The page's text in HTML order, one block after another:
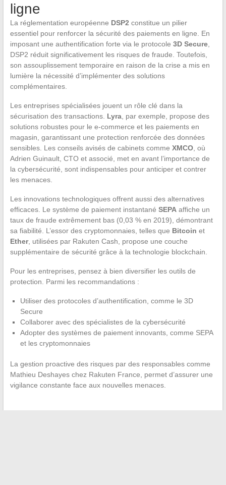
ligne
La réglementation européenne DSP2 constitue un pilier
essentiel pour renforcer la sécurité des paiements en ligne. En
imposant une authentification forte via le protocole 3D Secure,
DSP2 réduit significativement les risques de fraude. Toutefois,
son assouplissement temporaire en raison de la crise a mis en
lumière la nécessité d’implémenter des solutions
complémentaires.
Les entreprises spécialisées jouent un rôle clé dans la
sécurisation des transactions. Lyra, par exemple, propose des
solutions robustes pour le e-commerce et les paiements en
magasin, garantissant une protection renforcée des données
sensibles. Les conseils avisés de cabinets comme XMCO, où
Adrien Guinault, CTO et associé, met en avant l’importance de
la cybersécurité, sont indispensables pour anticiper et contrer
les menaces.
Les innovations technologiques offrent aussi des alternatives
efficaces. Le système de paiement instantané SEPAaffiche un
taux de fraude extrêmement bas (0,03 % en 2019), démontrant
sa fiabilité. L’essor des cryptomonnaies, telles que Bitcoin et
Ether, utilisées par Rakuten Cash, propose une couche
supplémentaire de sécurité grâce à la technologie blockchain.
Pour les entreprises, pensez à bien diversifier les outils de
protection. Parmi les recommandations :
Utiliser des protocoles d’authentification, comme le 3D
Secure
Collaborer avec des spécialistes de la cybersécurité
Adopter des systèmes de paiement innovants, comme SEPA
et les cryptomonnaies
La gestion proactive des risques par des responsables comme
Mathieu Deshayes chez Rakuten France, permet d’assurer une
vigilance constante face aux nouvelles menaces.